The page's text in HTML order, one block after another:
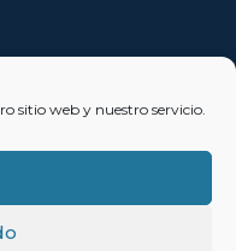
sitio web y nuestro servicio.
23, Alcoy (Alicante)